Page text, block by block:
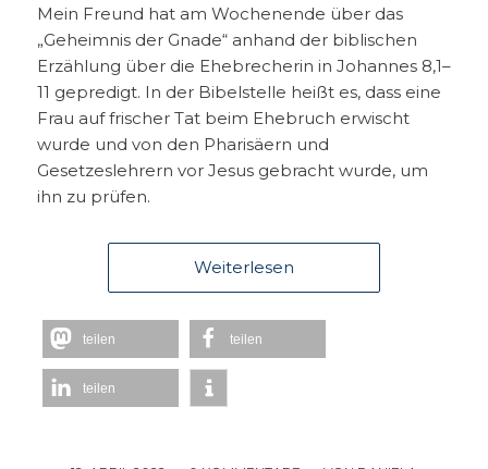
Mein Freund hat am Wochenende über das
„Geheimnis der Gnade“ anhand der biblischen
Erzählung über die Ehebrecherin in Johannes 8,1–
11 gepredigt. In der Bibelstelle heißt es, dass eine
Frau auf frischer Tat beim Ehebruch erwischt
wurde und von den Pharisäern und
Gesetzeslehrern vor Jesus gebracht wurde, um
ihn zu prüfen.
Weiterlesen
teilen teilen
teilen